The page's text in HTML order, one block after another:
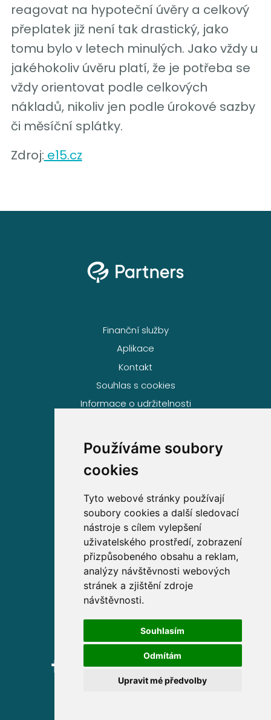
Používáme soubory
cookies
Tyto webové stránky používají
soubory cookies a další sledovací
nástroje s cílem vylepšení
uživatelského prostředí, zobrazení
přizpůsobeného obsahu a reklam,
analýzy návštěvnosti webových
stránek a zjištění zdroje
návštěvnosti.
Souhlasím
Odmítám
Upravit mé předvolby
reagovat na hypoteční úvěry a celkový
přeplatek již není tak drastický, jako
tomu bylo v letech minulých. Jako vždy u
jakéhokoliv úvěru platí, že je potřeba se
vždy orientovat podle celkových
nákladů, nikoliv jen podle úrokové sazby
či měsíční splátky.
Zdroj: e15.cz
Finanční služby
Aplikace
Kontakt
Souhlas s cookies
Informace o udržitelnosti
Volejte zdarma na
800 63 63 63
Sídlo společnosti
Partners Financial Services, a.s.
Prague Gate, 4. patro,
Türkova 2319/5b, 149 00
Praha 4 – Chodov